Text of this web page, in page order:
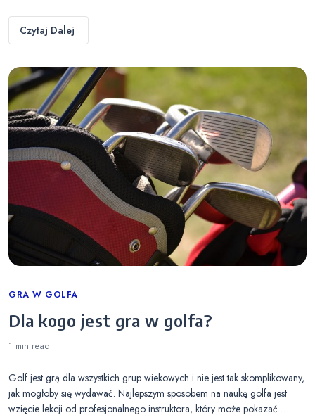
Czytaj Dalej
Categories
GRA W GOLFA
Dla kogo jest gra w golfa?
1 min read
Golf jest grą dla wszystkich grup wiekowych i nie jest tak skomplikowany,
jak mogłoby się wydawać. Najlepszym sposobem na naukę golfa jest
wzięcie lekcji od profesjonalnego instruktora, który może pokazać…